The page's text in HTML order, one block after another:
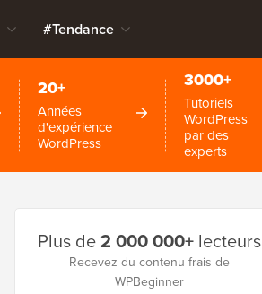
#Tendance
20+
Années
d'expérience
WordPress
3000+
Tutoriels
WordPress
par des
experts
latérale
Plus de2 000 000+lecteurs
Recevez du contenu frais de
WPBeginner